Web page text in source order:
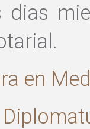
dias
en